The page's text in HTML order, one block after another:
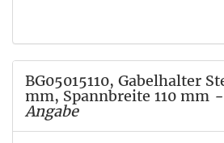
BG05015110, Gabelhalter
mm, Spannbreite 110 mm
Angabe